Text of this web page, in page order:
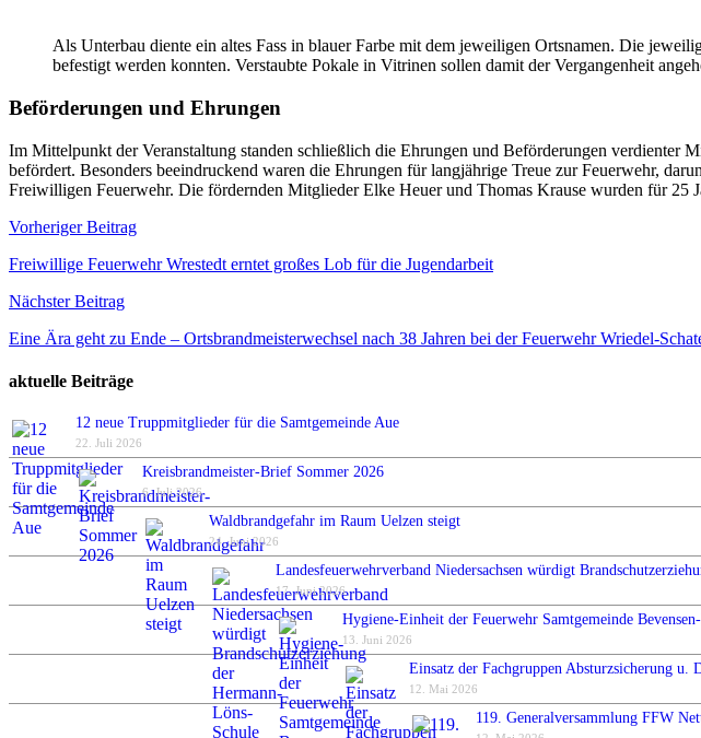
Als Unterbau diente ein altes Fass in blauer Farbe mit dem jeweiligen Ortsnamen. Die
befestigt werden konnten. Verstaubte Pokale in Vitrinen sollen damit der Vergangenheit
Beförderungen und Ehrungen
Im Mittelpunkt der Veranstaltung standen schließlich die Ehrungen und Beförderungen verdienter
befördert. Besonders beeindruckend waren die Ehrungen für langjährige Treue zur Feuerwehr,
Freiwilligen Feuerwehr. Die fördernden Mitglieder Elke Heuer und Thomas Krause wurden für
Beitragsnavigation
Vorheriger Beitrag
Freiwillige Feuerwehr Wrestedt erntet großes Lob für die Jugendarbeit
Nächster Beitrag
Eine Ära geht zu Ende – Ortsbrandmeisterwechsel nach 38 Jahren bei der Feuerwehr Wriedel-
aktuelle Beiträge
12 neue Truppmitglieder für die Samtgemeinde Aue
22. Juli 2026
Kreisbrandmeister-Brief Sommer 2026
6. Juli 2026
Waldbrandgefahr im Raum Uelzen steigt
24. Juni 2026
Landesfeuerwehrverband Niedersachsen würdigt
17. Juni 2026
Hygiene-Einheit der Feuerwehr Samtgemeinde
13. Juni 2026
Einsatz der Fachgruppen Absturzsicherung u.
12. Mai 2026
119. Generalversammlung FFW